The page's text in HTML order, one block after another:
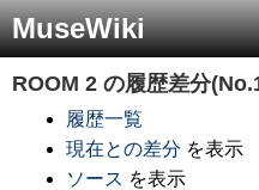
MuseWiki
ROOM 2 の履歴差分
履歴一覧
現在との差分 を表示
ソース を表示